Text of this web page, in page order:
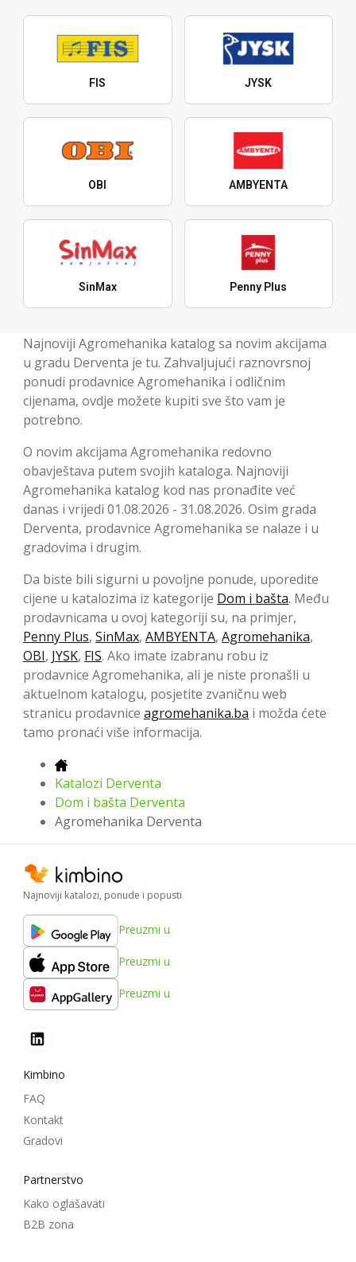
FIS JYSK
OBI AMBYENTA
SinMax Penny Plus
Najnoviji Agromehanika katalog sa novim akcijama
u gradu Derventa je tu. Zahvaljujući raznovrsnoj
ponudi prodavnice Agromehanika i odličnim
cijenama, ovdje možete kupiti sve što vam je
potrebno.
O novim akcijama Agromehanika redovno
obavještava putem svojih kataloga. Najnoviji
Agromehanika katalog kod nas pronađite već
danas i vrijedi 01.08.2026 - 31.08.2026. Osim grada
Derventa, prodavnice Agromehanika se nalaze i u
gradovima i drugim.
Da biste bili sigurni u povoljne ponude, uporedite
cijene u katalozima iz kategorije Dom i bašta. Među
prodavnicama u ovoj kategoriji su, na primjer,
Penny Plus, SinMax, AMBYENTA, Agromehanika,
OBI, JYSK, FIS. Ako imate izabranu robu iz
prodavnice Agromehanika, ali je niste pronašli u
aktuelnom katalogu, posjetite zvaničnu web
stranicu prodavnice agromehanika.ba i možda ćete
tamo pronaći više informacija.
Katalozi Derventa
Dom i bašta Derventa
Agromehanika Derventa
Najnoviji katalozi, ponude i popusti
Preuzmi u
Preuzmi u
Preuzmi u
Kimbino
FAQ
Kontakt
Gradovi
Partnerstvo
Kako oglašavati
B2B zona